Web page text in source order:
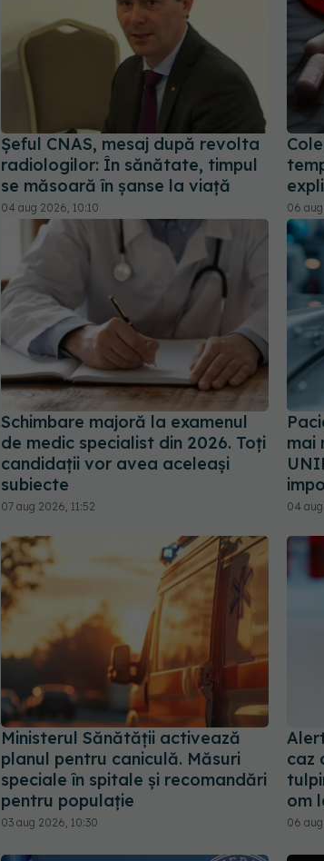
Șeful CNAS, mesaj după revolta
radiologilor: În sănătate, timpul
se măsoară în șanse la viață
04 aug 2026, 10:10 06
Schimbare majoră la examenul
de medic specialist din 2026. Toți
candidații vor avea aceleași
subiecte
07 aug 2026, 11:52
mai
04
Ministerul Sănătății activează
planul pentru caniculă. Măsuri
speciale în spitale și recomandări
pentru populație
03 aug 2026, 10:30
caz
om
06